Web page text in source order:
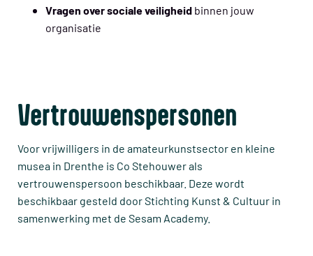
Vragen over sociale veiligheid binnen jouw
organisatie
Vertrouwenspersonen
Voor vrijwilligers in de amateurkunstsector en kleine
musea in Drenthe is Co Stehouwer als
vertrouwenspersoon beschikbaar. Deze wordt
beschikbaar gesteld door Stichting Kunst & Cultuur in
samenwerking met de Sesam Academy.